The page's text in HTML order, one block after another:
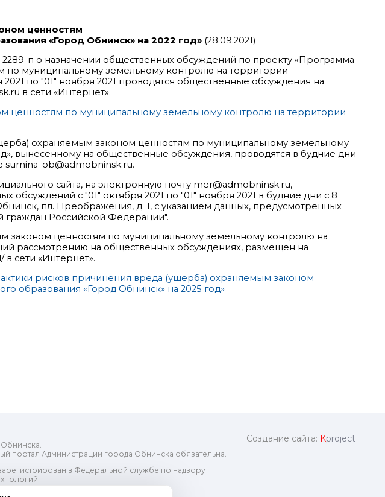
ценностям
«Город Обнинск» на 2022 год» (28.09.2021)
п о назначении общественных обсуждений по проекту «Программа
муниципальному земельному контролю на территории
по "01" ноября 2021 проводятся общественные обсуждения на
в сети «Интернет».
по муниципальному земельному контролю на территории
охраняемым законом ценностям по муниципальному земельному
вынесенному на общественные обсуждения, проводятся в будние дни
surnina_ob@admobninsk.ru.
сайта, на электронную почту mer@admobninsk.ru,
с "01" октября 2021 по "01" ноября 2021 в будние дни с 8
пл. Преображения, д. 1, с указанием данных, предусмотренных
Российской Федерации".
ценностям по муниципальному земельному контролю на
рассмотрению на общественных обсуждениях, размещен на
сети «Интернет».
рисков причинения вреда (ущерба) охраняемым законом
образования «Город Обнинск» на 2025 год»
портал Администрации города Обнинска обязательна.
в Федеральной службе по надзору
Создание сайта: Kproject